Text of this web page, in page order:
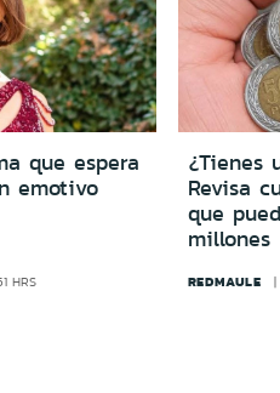
que espera
emotivo
HRS
¿Tienes
Revisa
que
millones
REDMAULE